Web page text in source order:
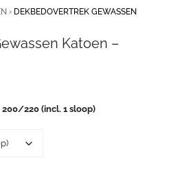
› DEKBEDOVERTREK GEWASSEN
Katoen –
200/220 (incl. 1 sloop)